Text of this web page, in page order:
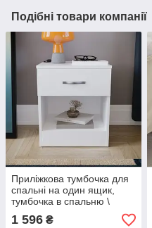
Подібні товари компанії
Приліжкова тумбочка для
спальні на один ящик,
тумбочка в спальню \
колір Білий ПТ-1-45
1 596 ₴